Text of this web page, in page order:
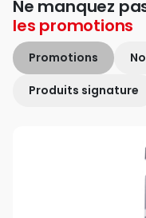
Ne manquez
les promotions
Promotions
Produits signature